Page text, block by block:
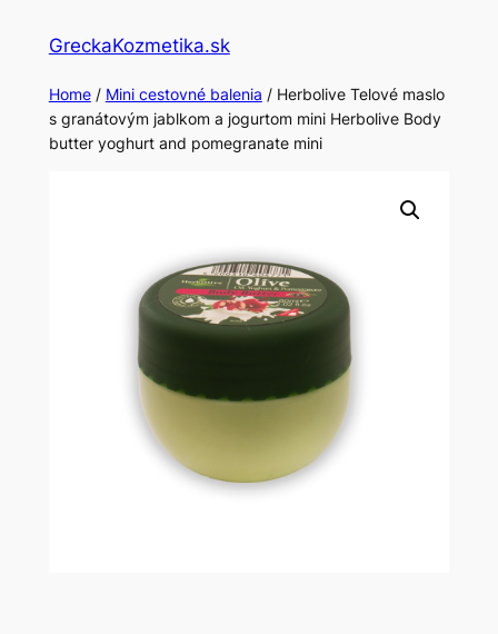
GreckaKozmetika.sk
Home/ Mini cestovné balenia / Herbolive Telové maslo
s granátovým jablkom a jogurtom mini Herbolive Body
butter yoghurt and pomegranate mini